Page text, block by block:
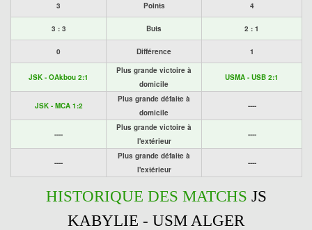
3 Points 4
3 : 3 Buts 2 : 1
0 Différence 1
JSK - OAkbou 2:1
Plus grande victoire à
domicile
USMA - USB 2:1
JSK - MCA 1:2
Plus grande défaite à
domicile
----
----
Plus grande victoire à
l'extérieur
----
----
Plus grande défaite à
l'extérieur
----
HISTORIQUE DES MATCHS JS
KABYLIE - USM ALGER